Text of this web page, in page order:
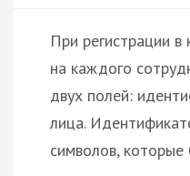
При регистрации
на каждого
двух полей:
лица.
символов,